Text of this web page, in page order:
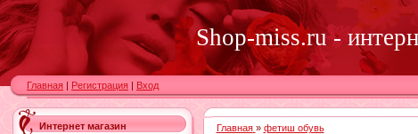
Shop-miss.ru -
Главная | Регистрация | Вход
Интернет магазин Главная » фетиш обувь